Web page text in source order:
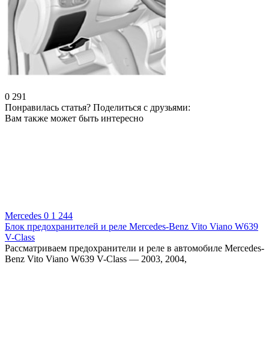
0 291
Понравилась статья? Поделиться с друзьями:
Вам также может быть интересно
Mercedes 0 1 244
Блок предохранителей и реле Mercedes-Benz Vito Viano W639
V-Class
Рассматриваем предохранители и реле в автомобиле Mercedes-
Benz Vito Viano W639 V-Class — 2003, 2004,